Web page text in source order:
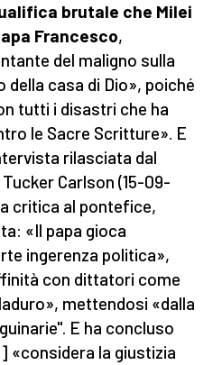
brutale che Milei
Francesco,
del maligno sulla
casa di Dio», poiché
tutti i disastri che ha
le Sacre Scritture». E
rilasciata dal
Carlson (15-09-
critica al pontefice,
«Il papa gioca
ingerenza politica»,
con dittatori come
mettendosi «dalla
E ha concluso
«considera la giustizia